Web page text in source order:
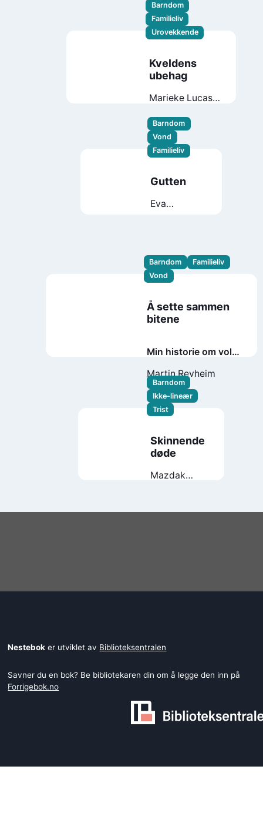
Barndom
Familieliv
Urovekkende
Kveldens
ubehag
Marieke Lucas
Barndom
Vond
Familieliv
Gutten
Eva
Barndom
Familieliv
Vond
Å sette sammen
bitene
Min historie om vold,
Martin Revheim
Barndom
Ikke-lineær
Trist
Skinnende
døde
Mazdak
Nestebok er utviklet av Biblioteksentralen
Savner du en bok? Be bibliotekaren din om å legge den inn på
Forrigebok.no